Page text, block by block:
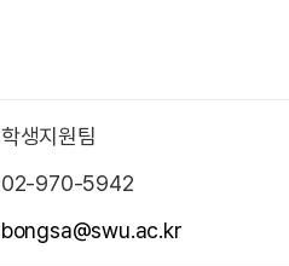
학생지원팀
02-970-5942
bongsa@swu.ac.kr